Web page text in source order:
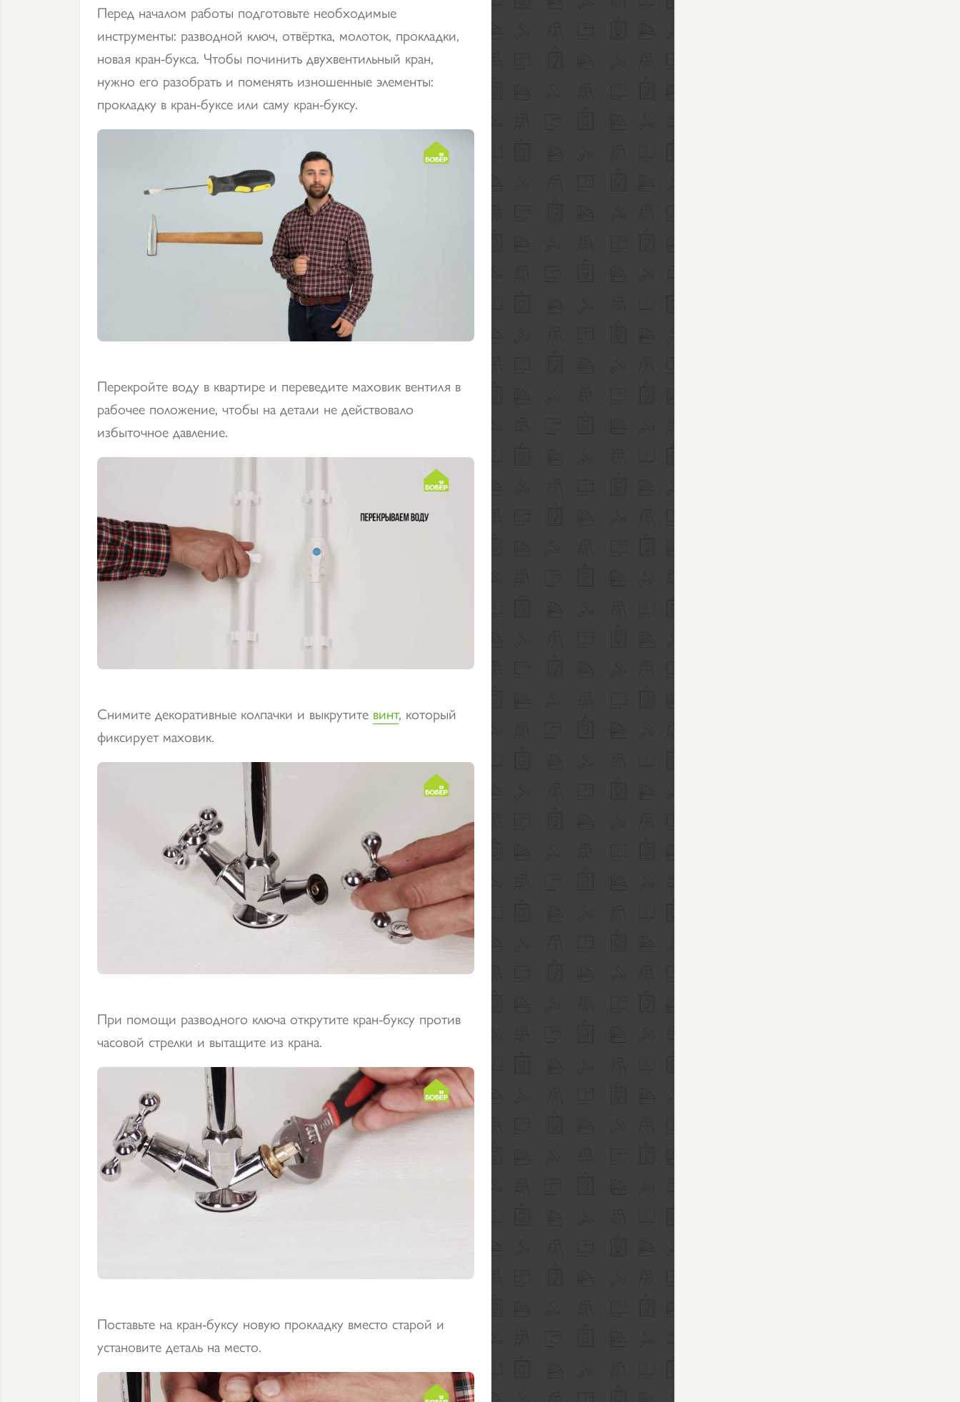
Перед началом работы подготовьте необходимые
инструменты: разводной ключ, отвёртка, молоток, прокладки,
новая кран-букса. Чтобы починить двухвентильный кран,
нужно его разобрать и поменять изношенные элементы:
прокладку в кран-буксе или саму кран-буксу.
Перекройте воду в квартире и переведите маховик вентиля в
рабочее положение, чтобы на детали не действовало
избыточное давление.
Снимите декоративные колпачки и выкрутите винт, который
фиксирует маховик.
При помощи разводного ключа открутите кран-буксу против
часовой стрелки и вытащите из крана.
Поставьте на кран-буксу новую прокладку вместо старой и
установите деталь на место.